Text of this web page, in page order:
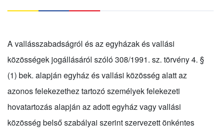
A vallásszabadságról és az egyházak és vallási
közösségek jogállásáról szóló 308/1991. sz. törvény 4. §
(1) bek. alapján egyház és vallási közösség alatt az
azonos felekezethez tartozó személyek felekezeti
hovatartozás alapján az adott egyház vagy vallási
közösség belső szabályai szerint szervezett önkéntes